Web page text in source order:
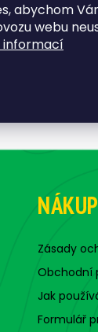
abychom
webu
informací
Zásady
Obchodní
Jak
Formulář